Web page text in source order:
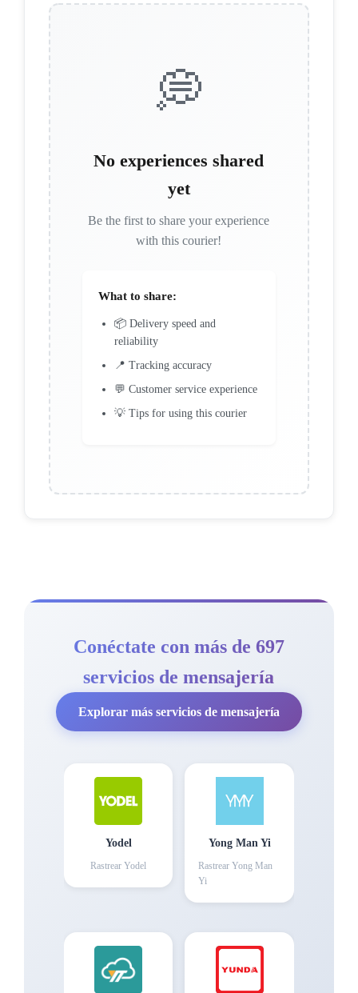
💭
No experiences shared
yet
Be the first to share your experience
with this courier!
What to share:
📦 Delivery speed and
reliability
📍 Tracking accuracy
💬 Customer service experience
💡 Tips for using this courier
Conéctate con más de 697
servicios de mensajería
Explorar más servicios de mensajería
Yodel
Rastrear Yodel
Yong Man Yi
Rastrear Yong Man
Yi